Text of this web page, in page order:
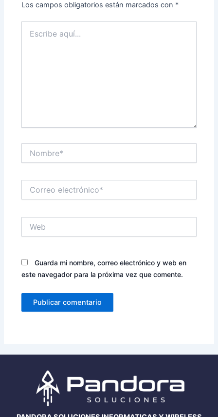
Los campos obligatorios están marcados con *
aquí...
electrónico*
Guarda mi nombre, correo electrónico y web en
este navegador para la próxima vez que comente.